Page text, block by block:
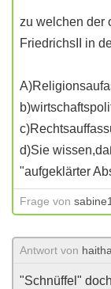
zu welchen der
FriedrichsII in
d)Sie
"aufgeklärter
Frage von
Antwort von
"Schnüffel"